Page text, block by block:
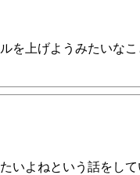
を上げようみたいな
いよねという話をし